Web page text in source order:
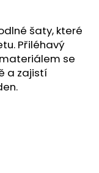
šaty, které
Přiléhavý
se
a zajistí